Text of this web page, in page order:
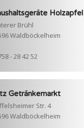
Holzapfel
Brühl
Waldböckelheim
- 28 42 52
Getränkemarkt
Str. 4
Waldböckelheim